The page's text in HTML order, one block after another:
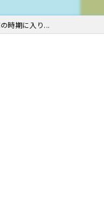
時期に入り...